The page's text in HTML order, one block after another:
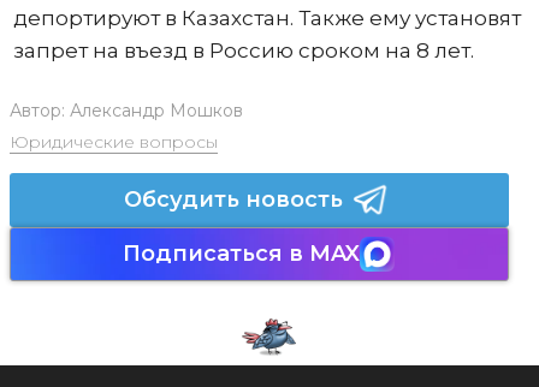
депортируют в Казахстан. Также ему установят
запрет на въезд в Россию сроком на 8 лет.
Автор: Александр Мошков
Юридические вопросы
Обсудить новость
Подписаться в MAX